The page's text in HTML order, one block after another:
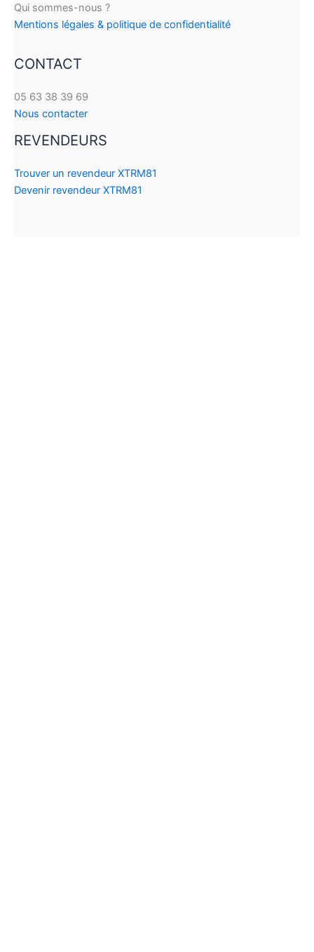
Qui sommes-nous ?
Mentions légales & politique de confidentialité
CONTACT
05 63 38 39 69
Nous contacter
REVENDEURS
Trouver un revendeur XTRM81
Devenir revendeur XTRM81